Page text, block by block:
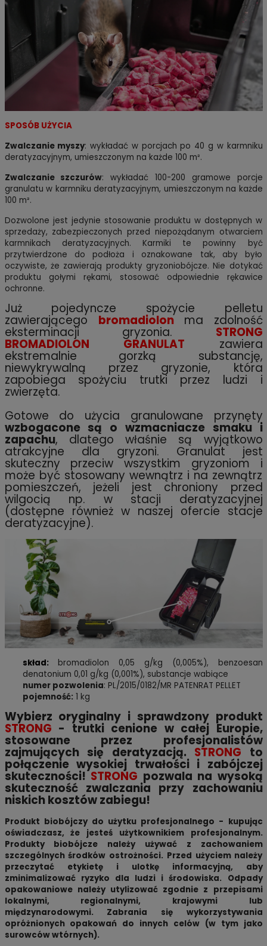
SPOSÓB UŻYCIA
Zwalczanie myszy: wykładać w porcjach po 40 g w karmniku
deratyzacyjnym, umieszczonym na każde 100 m².
Zwalczanie szczurów: wykładać 100-200 gramowe porcje
granulatu w karmniku deratyzacyjnym, umieszczonym na każde
100 m².
Dozwolone jest jedynie stosowanie produktu w dostępnych w
sprzedaży, zabezpieczonych przed niepożądanym otwarciem
karmnikach deratyzacyjnych. Karmiki te powinny być
przytwierdzone do podłoża i oznakowane tak, aby było
oczywiste, że zawierają produkty gryzoniobójcze. Nie dotykać
produktu gołymi rękami, stosować odpowiednie rękawice
ochronne.
Już pojedyncze spożycie pelletu
zawierającego bromadiolon ma zdolność
eksterminacji gryzonia. STRONG
BROMADIOLON GRANULAT zawiera
ekstremalnie gorzką substancję,
niewykrywalną przez gryzonie, która
zapobiega spożyciu trutki przez ludzi i
zwierzęta.
Gotowe do użycia granulowane przynęty
wzbogacone są o wzmacniacze smaku i
zapachu, dlatego właśnie są wyjątkowo
atrakcyjne dla gryzoni. Granulat jest
skuteczny przeciw wszystkim gryzoniom i
może być stosowany wewnątrz i na zewnątrz
pomieszczeń, jeżeli jest chroniony przed
wilgocią np. w stacji deratyzacyjnej
(dostępne również w naszej ofercie stacje
deratyzacyjne).
skład: bromadiolon 0,05 g/kg (0,005%), benzoesan
denatonium 0,01 g/kg (0,001%), substancje wabiące
numer pozwolenia: PL/2015/0182/MR PATENRAT PELLET
pojemność: 1 kg
Wybierz oryginalny i sprawdzony produkt
STRONG - trutki cenione w całej Europie,
stosowane przez profesjonalistów
zajmujących się deratyzacją. STRONG to
połączenie wysokiej trwałości i zabójczej
skuteczności!STRONG pozwala na wysoką
skuteczność zwalczania przy zachowaniu
niskich kosztów zabiegu!
Produkt biobójczy do użytku profesjonalnego - kupując
oświadczasz, że jesteś użytkownikiem profesjonalnym.
Produkty biobójcze należy używać z zachowaniem
szczególnych środków ostrożności. Przed użyciem należy
przeczytać etykietę i ulotkę informacyjną, aby
zminimalizować ryzyko dla ludzi i środowiska. Odpady
opakowaniowe należy utylizować zgodnie z przepisami
lokalnymi, regionalnymi, krajowymi lub
międzynarodowymi. Zabrania się wykorzystywania
opróżnionych opakowań do innych celów (w tym jako
surowców wtórnych).